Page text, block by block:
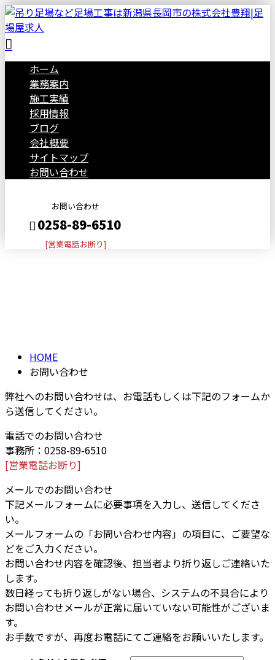
ホーム
業務案内
施工実績
採用情報
ブログ
会社概要
サイトマップ
お問い合わせ
お問い合わせ
0258-89-6510
[営業電話お断り]
HOME
お問い合わせ
弊社へのお問い合わせは、お電話もしくは下記のフォームか
ら送信してください。
電話でのお問い合わせ
事務所：0258-89-6510
[営業電話お断り]
メールでのお問い合わせ
下記メールフォームに必要事項を入力し、送信してくださ
い。
メールフォームの「お問い合わせ内容」の項目に、ご要望な
どをご入力ください。
お問い合わせ内容を確認後、担当者より折り返しご連絡いた
します。
数日経っても折り返しがない場合、システムの不具合により
お問い合わせメールが正常に届いていない可能性がございま
す。
お手数ですが、再度お電話にてご連絡をお願いいたします。